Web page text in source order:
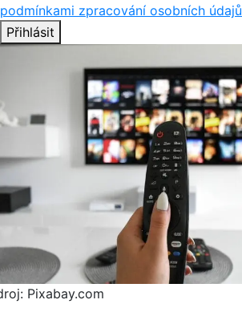
podmínkami zpracování osobních údajů
Přihlásit
Pixabay.com